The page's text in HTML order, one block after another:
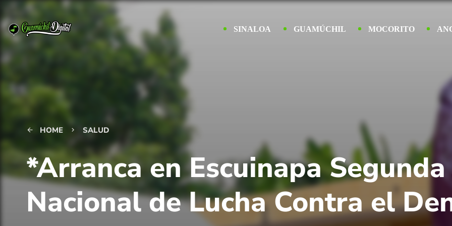
SINALOA GUAMÚCHIL MOCORITO
arrow_back HOME keyboard_arrow_right SALUD
*Arranca en Escuinapa
Nacional de Lucha Contra el